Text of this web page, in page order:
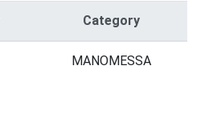
Category
MANOMESSA